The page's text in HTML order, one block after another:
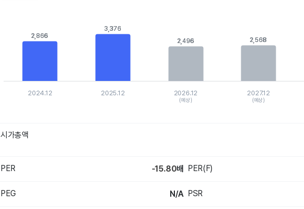
The chart has 1 X axis displaying categories.
The chart has 1 Y axis displaying values. Data ranges from 2495.93753 to 3376.352941.
2,866
2,866
3,376
3,376
2,496
2,496 2,568
2,568
2024.12 2025.12 2026.12
(예상)
2027.12
(예상)
시가총액
PER -15.80배 PER(F)
PEG N/A PSR